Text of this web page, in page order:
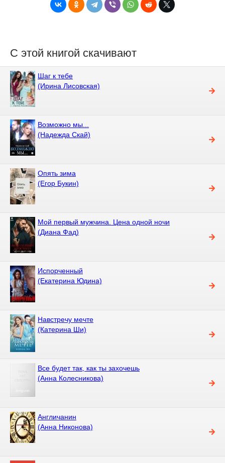
С этой книгой скачивают
Шаг к тебе
(Ирина Лисовская)
Возможно мы...
(Надежда Скай)
Опять зима
(Егор Букин)
Мой первый мужчина. Цена одной ночи
(Диана Фад)
Испорченный
(Екатерина Юдина)
Навстречу мечте
(Катерина Ши)
Все будет так, как ты захочешь
(Анна Колесникова)
Англичанин
(Анна Никонова)